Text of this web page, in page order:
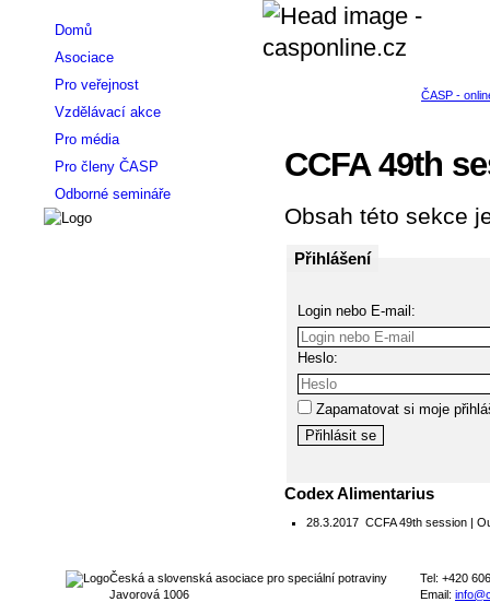
CCFA 49th
Obsah této sekce
Přihlášení
Login nebo E-mail:
Heslo:
Zapamatovat si moje
Codex Alimentarius
28.3.2017 CCFA 49th session |
Domů
Asociace
Pro veřejnost
Vzdělávací akce
Pro média
Pro členy ČASP
Odborné semináře
Česká a slovenská asociace pro speciální potraviny
Javorová 1006
Tel: +420
Email: